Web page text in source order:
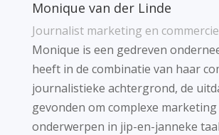
Monique van der Linde
Journalist marketing en commercie
Monique is een gedreven
heeft in de combinatie van haar
journalistieke achtergrond, de
gevonden om complexe marketing
onderwerpen in jip-en-janneke